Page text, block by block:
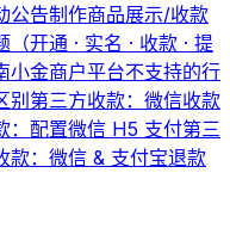
公告制作商品展示/收款
开通 · 实名 · 收款 · 提
小金商户平台不支持的行
别第三方收款：微信收款
：配置微信 H5 支付第三
款：微信 & 支付宝退款